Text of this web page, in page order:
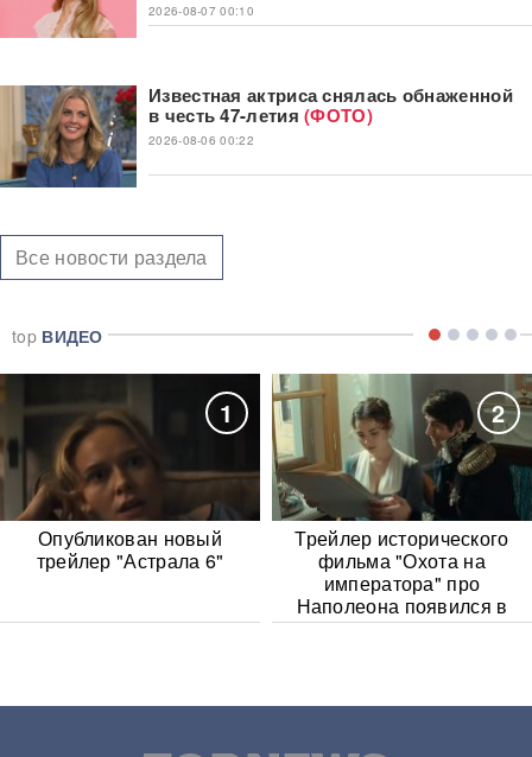
2026-08-07 00:10
Известная актриса снялась обнаженной
в честь 47-летия (ФОТО)
2026-08-06 00:22
Все новости раздела
top ВИДЕО
1
Опубликован новый
трейлер "Астрала 6"
2
Трейлер исторического
фильма "Охота на
императора" про
Наполеона появился в
Сети